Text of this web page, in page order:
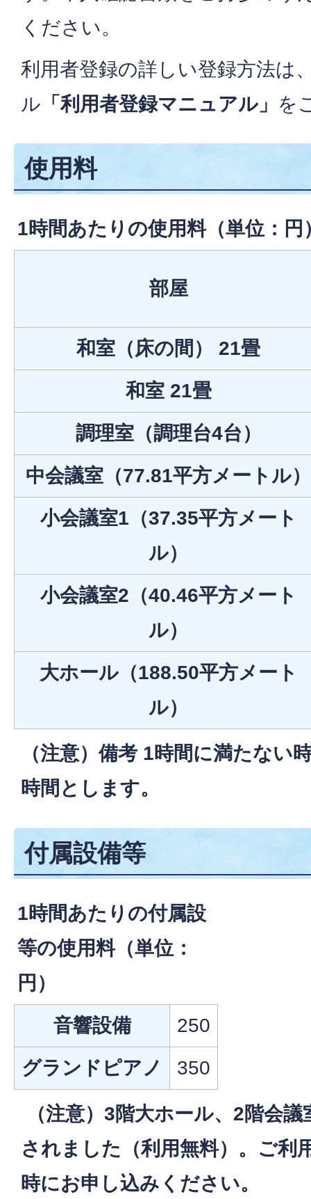
ください。
利用者登録の詳しい登録方法は
ル 「利用者登録マニュアル」 を
使用料
1時間あたりの使用料（単位：円
部屋
和室（床の間） 21畳
和室 21畳
調理室（調理台4台）
中会議室（77.81平方メートル）
小会議室1（37.35平方メート
ル）
小会議室2（40.46平方メート
ル）
大ホール（188.50平方メート
ル）
（注意）備考 1時間に満たない
時間とします。
付属設備等
1時間あたりの付属設
等の使用料（単位：
円）
音響設備
250
グランドピアノ
350
（注意）3階大ホール、2階会
されました（利用無料）。ご利
時にお申し込みください。